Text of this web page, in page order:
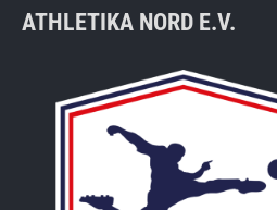
ATHLETIKA NORD E.V.